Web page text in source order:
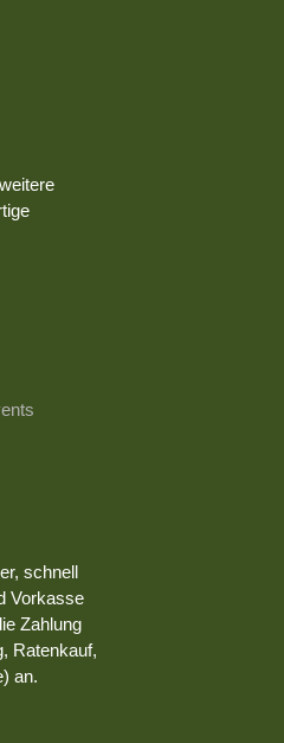
schnell
Vorkasse
Zahlung
Ratenkauf,
an.